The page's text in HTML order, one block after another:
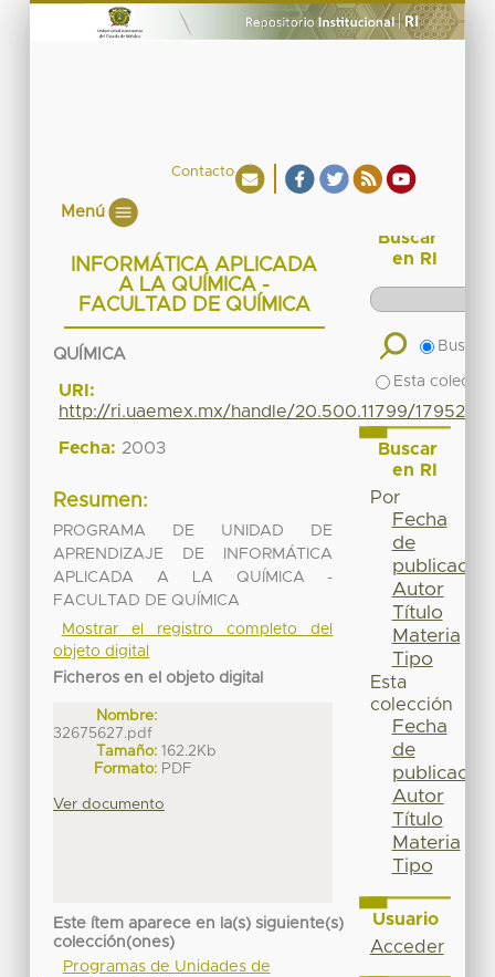
Contacto
Menú
INFORMÁTICA APLICADA
A LA QUÍMICA -
FACULTAD DE QUÍMICA
QUÍMICA
URI:
http://ri.uaemex.mx/handle/20.500.11799/17952
Fecha: 2003
Resumen:
PROGRAMA DE UNIDAD DE
APRENDIZAJE DE INFORMÁTICA
APLICADA A LA QUÍMICA -
FACULTAD DE QUÍMICA
Mostrar el registro completo del
objeto digital
Ficheros en el objeto digital
Nombre:
32675627.pdf
Tamaño: 162.2Kb
Formato: PDF
Ver documento
Este ítem aparece en la(s) siguiente(s)
colección(ones)
Programas de Unidades de
Buscar
en RI
Buscar
Esta
Buscar
en RI
Por
Fecha
de
publicación
Autor
Título
Materia
Tipo
Esta
colección
Fecha
de
publicación
Autor
Título
Materia
Tipo
Usuario
Acceder